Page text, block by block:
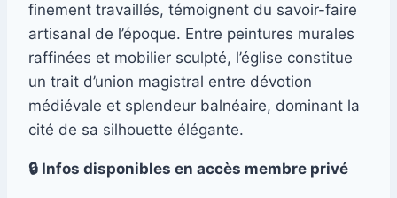
finement travaillés, témoignent du savoir-faire
artisanal de l’époque. Entre peintures murales
raffinées et mobilier sculpté, l’église constitue
un trait d’union magistral entre dévotion
médiévale et splendeur balnéaire, dominant la
cité de sa silhouette élégante.
🔒 Infos disponibles en accès membre privé